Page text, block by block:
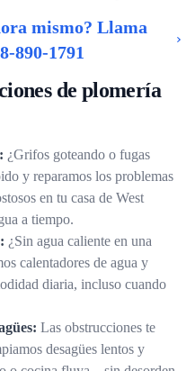
mismo? Llama
890-1791
de plomería
¿Grifos goteando o fugas
y reparamos los problemas
en tu casa de West
a tiempo.
¿Sin agua caliente en una
calentadores de agua y
diaria, incluso cuando
Las obstrucciones te
desagües lentos y